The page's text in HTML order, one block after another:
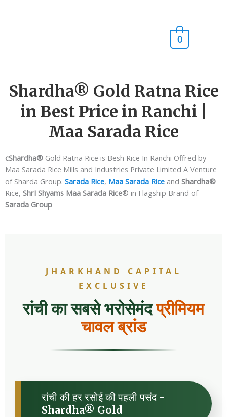
0
Shardha® Gold Ratna Rice
in Best Price in Ranchi |
Maa Sarada Rice
cShardha®️ Gold Ratna Rice is Besh Rice In Ranchi Offred by
Maa Sarada Rice Mills and Industries Private Limited A Venture
of Sharda Group. Sarada Rice, Maa Sarada Rice and Shardha®️
Rice, ShrI Shyams Maa Sarada Rice®️ in Flagship Brand of
Sarada Group
JHARKHAND CAPITAL
EXCLUSIVE
रांची का सबसे भरोसेमंदप्रीमियम
चावल ब्रांड
रांची की हर रसोई की पहली पसंद -
Shardha® Gold